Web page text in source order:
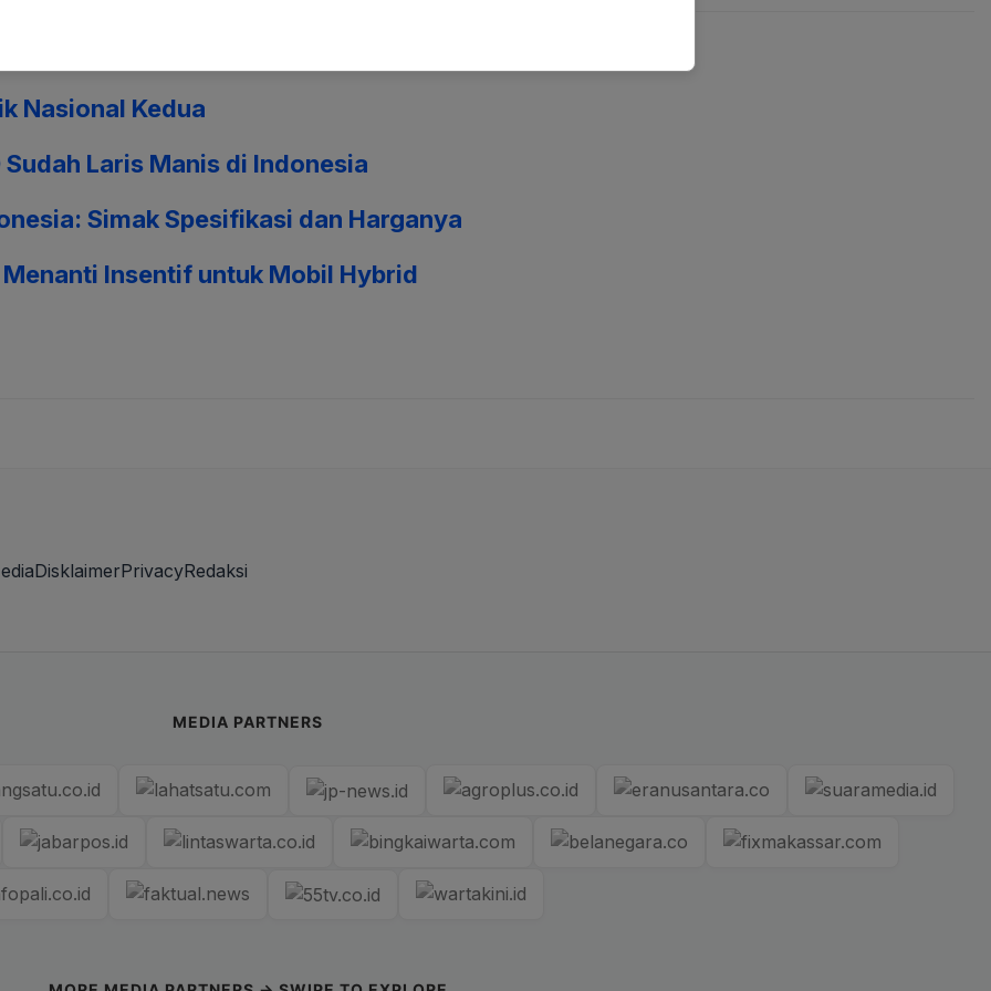
Jauh, Cek di Sini!
Nasional Kedua
Laris Manis di Indonesia
Simak Spesifikasi dan Harganya
Insentif untuk Mobil Hybrid
DisklaimerPrivacyRedaksi
MEDIA PARTNERS